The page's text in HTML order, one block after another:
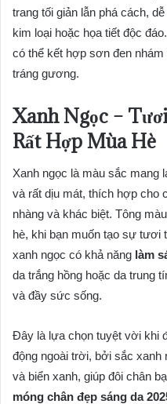
trang tối giản lẫn phá cách,
kim loại hoặc họa tiết độc
có thể kết hợp sơn đen
tráng gương.
Xanh Ngọc –
Rất Hợp Mùa Hè
Xanh ngọc là màu sắc mang
và rất dịu mát, thích hợp cho
nhàng và khác biệt. Tông
hè, khi bạn muốn tạo sự tươi
xanh ngọc có khả năng làm
da trắng hồng hoặc da trung
và đầy sức sống.
Đây là lựa chọn tuyệt vời khi
động ngoài trời, bởi sắc xanh
và biển xanh, giúp đôi chân
móng chân đẹp sáng da